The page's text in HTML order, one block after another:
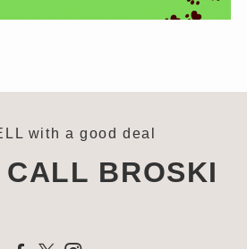
with a good deal
CALL BROSKI